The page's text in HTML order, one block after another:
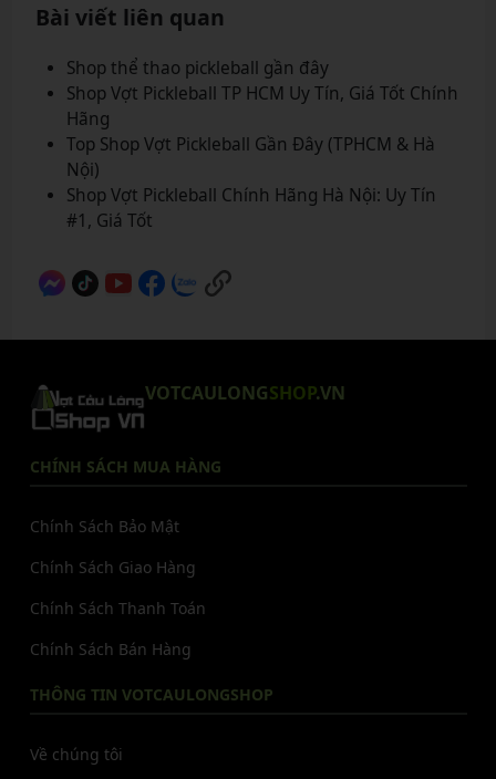
Bài viết liên quan
Shop thể thao pickleball gần đây
Shop Vợt Pickleball TP HCM Uy Tín, Giá Tốt Chính
Hãng
Top Shop Vợt Pickleball Gần Đây (TPHCM & Hà
Nội)
Shop Vợt Pickleball Chính Hãng Hà Nội: Uy Tín
#1, Giá Tốt
VOTCAULONGSHOP.VN
CHÍNH SÁCH MUA HÀNG
Chính Sách Bảo Mật
Chính Sách Giao Hàng
Chính Sách Thanh Toán
Chính Sách Bán Hàng
THÔNG TIN VOTCAULONGSHOP
Về chúng tôi